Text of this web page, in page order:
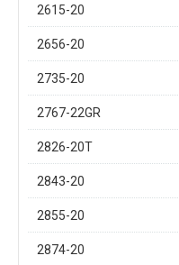
2615-20
2656-20
2735-20
2767-22GR
2826-20T
2843-20
2855-20
2874-20